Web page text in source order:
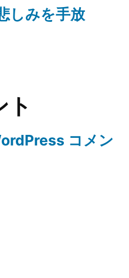
しみを手放
ト
コメン